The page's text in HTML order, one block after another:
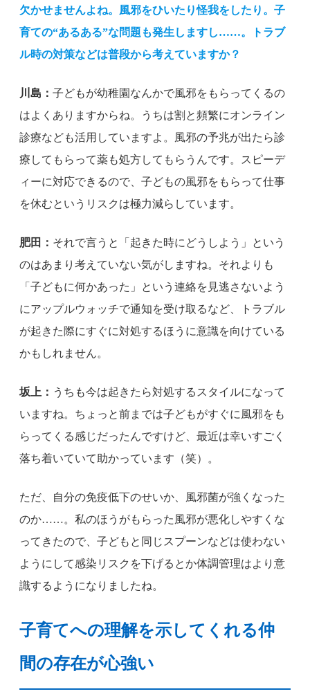
欠かせませんよね。風邪をひいたり怪我をしたり。子
育ての“あるある”な問題も発生しますし……。トラブ
ル時の対策などは普段から考えていますか？
川島： 子どもが幼稚園なんかで風邪をもらってくるの
はよくありますからね。うちは割と頻繁にオンライン
診療なども活用していますよ。風邪の予兆が出たら診
療してもらって薬も処方してもらうんです。スピーデ
ィーに対応できるので、子どもの風邪をもらって仕事
を休むというリスクは極力減らしています。
肥田： それで言うと「起きた時にどうしよう」という
のはあまり考えていない気がしますね。それよりも
「子どもに何かあった」という連絡を見逃さないよう
にアップルウォッチで通知を受け取るなど、トラブル
が起きた際にすぐに対処するほうに意識を向けている
かもしれません。
坂上： うちも今は起きたら対処するスタイルになって
いますね。ちょっと前までは子どもがすぐに風邪をも
らってくる感じだったんですけど、最近は幸いすごく
落ち着いていて助かっています（笑）。
ただ、自分の免疫低下のせいか、風邪菌が強くなった
のか……。私のほうがもらった風邪が悪化しやすくな
ってきたので、子どもと同じスプーンなどは使わない
ようにして感染リスクを下げるとか体調管理はより意
識するようになりましたね。
子育てへの理解を示してくれる仲
間の存在が心強い